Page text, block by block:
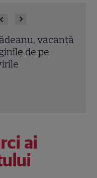
vacanță
de pe
ai